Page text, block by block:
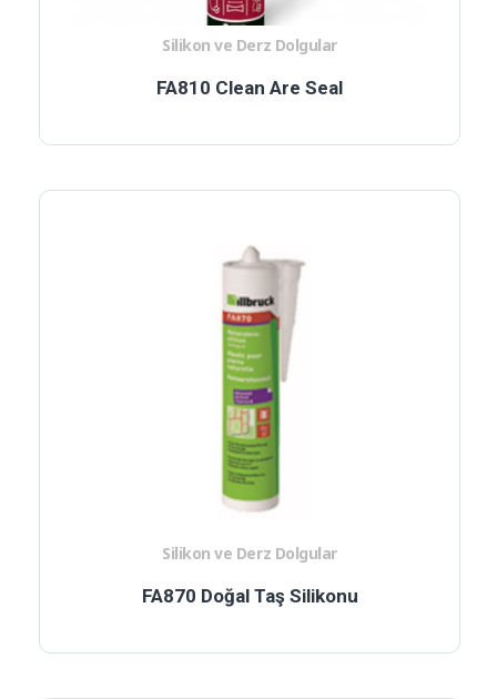
FA810 Clean Are Seal
Silikon ve Derz Dolgular
FA870 Doğal Taş Silikonu
Silikon ve Derz Dolgular